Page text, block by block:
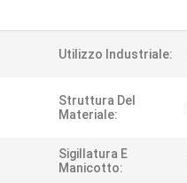
Utilizzo Industriale:
Struttura Del
Materiale:
Sigillatura E
Manicotto: